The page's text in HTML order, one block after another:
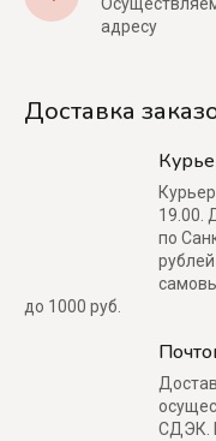
адресу
Доставка
19.00.
по
до 1000 руб.
СДЭК.